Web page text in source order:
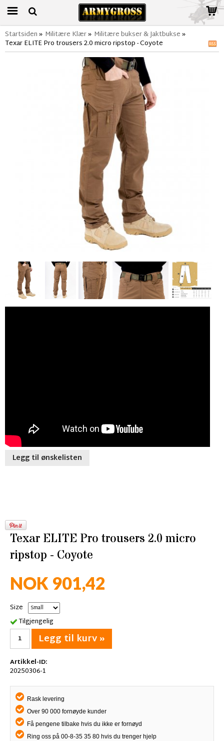
Startsiden» Militære Klær» Militære bukser & Jaktbukse»
Texar ELITE Pro trousers 2.0 micro ripstop - Coyote
Legg til ønskelisten
Texar ELITE Pro trousers 2.0 micro
ripstop - Coyote
NOK 901,42
Size
Tilgjengelig
Legg til kurv »
Artikkel-ID:
20250306-1
Rask levering
Over 90 000 fornøyde kunder
Få pengene tilbake hvis du ikke er fornøyd
Ring oss på 00-8-35 35 80 hvis du trenger hjelp